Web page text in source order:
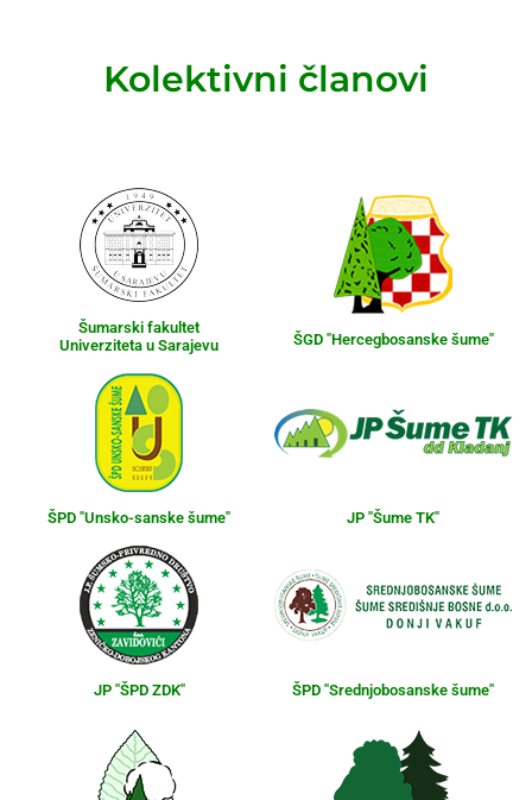
Kolektivni članovi
Šumarski fakultet
Univerziteta u Sarajevu
ŠGD "Hercegbosanske šume"
ŠPD "Unsko-sanske šume" JP "Šume TK"
JP "ŠPD ZDK" ŠPD "Srednjobosanske šume"